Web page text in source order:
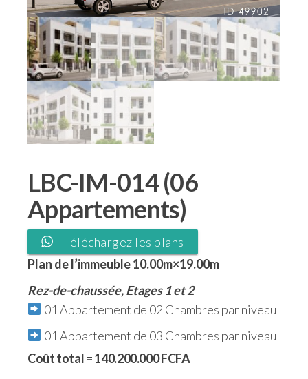
LBC-IM-014 (06
Appartements)
Téléchargez les plans
Plan de l’immeuble 10.00m×19.00m
Rez-de-chaussée, Etages 1 et 2
01 Appartement de 02 Chambres par niveau
01 Appartement de 03 Chambres par niveau
Coût total = 140.200.000 FCFA